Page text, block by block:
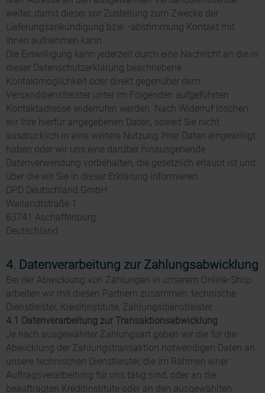
weiter, damit dieser vor Zustellung zum Zwecke der
Lieferungsankündigung bzw. -abstimmung Kontakt mit
Ihnen aufnehmen kann.
Die Einwilligung kann jederzeit durch eine Nachricht an die in
dieser Datenschutzerklärung beschriebene
Kontaktmöglichkeit oder direkt gegenüber dem
Versanddienstleister unter im Folgenden aufgeführten
Kontaktadresse widerrufen werden. Nach Widerruf löschen
wir Ihre hierfür angegebenen Daten, soweit Sie nicht
ausdrücklich in eine weitere Nutzung Ihrer Daten eingewilligt
haben oder wir uns eine darüber hinausgehende
Datenverwendung vorbehalten, die gesetzlich erlaubt ist und
über die wir Sie in dieser Erklärung informieren.
DPD Deutschland GmbH
Wailandtstraße 1
63741 Aschaffenburg
Deutschland
4. Datenverarbeitung zur Zahlungsabwicklung
Bei der Abwicklung von Zahlungen in unserem Online-Shop
arbeiten wir mit diesen Partnern zusammen: technische
Dienstleister, Kreditinstitute, Zahlungsdienstleister.
4.1 Datenverarbeitung zur Transaktionsabwicklung
Je nach ausgewählter Zahlungsart geben wir die für die
Abwicklung der Zahlungstransaktion notwendigen Daten an
unsere technischen Dienstleister, die im Rahmen einer
Auftragsverarbeitung für uns tätig sind, oder an die
beauftragten Kreditinstitute oder an den ausgewählten